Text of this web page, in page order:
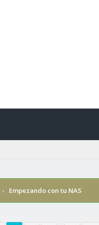
› Empezando con tu NAS